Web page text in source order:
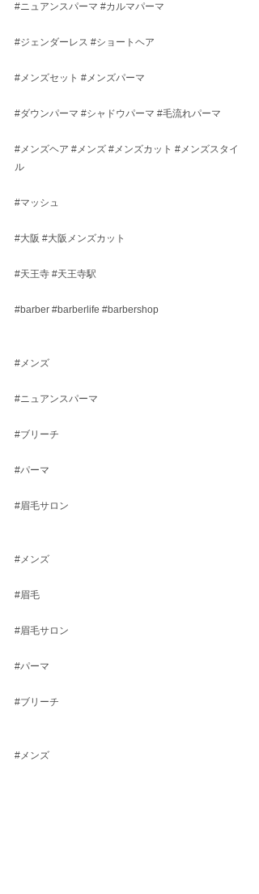
#ニュアンスパーマ #カルマパーマ
#ジェンダーレス #ショートヘア
#メンズセット #メンズパーマ
#ダウンパーマ #シャドウパーマ #毛流れパーマ
#メンズヘア #メンズ #メンズカット #メンズスタイ
ル
#マッシュ
#大阪 #大阪メンズカット
#天王寺 #天王寺駅
#barber #barberlife #barbershop
#メンズ
#ニュアンスパーマ
#ブリーチ
#パーマ
#眉毛サロン
#メンズ
#眉毛
#眉毛サロン
#パーマ
#ブリーチ
#メンズ